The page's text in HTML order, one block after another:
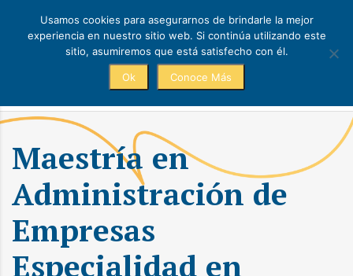
Maestría en
Administración de
Empresas
Especialidad en
Usamos cookies para asegurarnos de brindarle la mejor
experiencia en nuestro sitio web. Si continúa utilizando este
sitio, asumiremos que está satisfecho con él.
Ok Conoce Más